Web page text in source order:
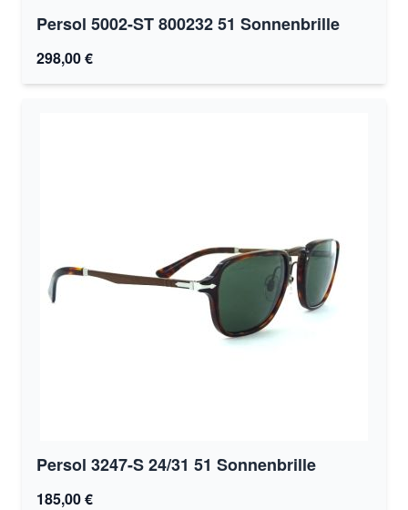
Persol 5002-ST 800232 51 Sonnenbrille
298,00 €
Persol 3247-S 24/31 51 Sonnenbrille
185,00 €